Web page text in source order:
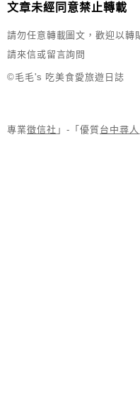
文章未經同意禁止轉載
請勿任意轉載圖文，歡迎以轉
請來信或留言詢問
©毛毛's 吃美食愛旅遊日誌
專業徵信社 」-「優質台中尋人